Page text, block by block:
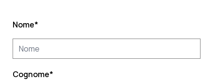
Nome*
Cognome*